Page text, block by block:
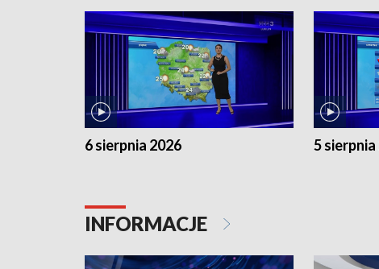
6 sierpnia 2026 5 sierpnia
INFORMACJE